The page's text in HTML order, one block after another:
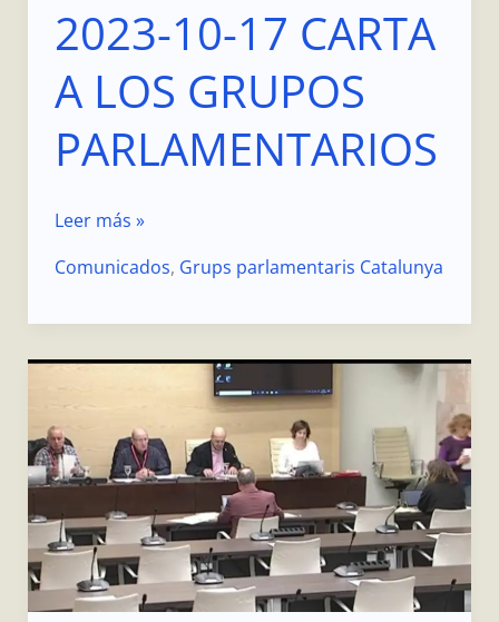
2023-10-17 CARTA
A LOS GRUPOS
PARLAMENTARIOS
CARTA
A
LOS
PARLAMENTARIOS
Leer más »
Comunicados, Grups parlamentaris Catalunya
seguiment
RGC
al
de
Catalunya
03-